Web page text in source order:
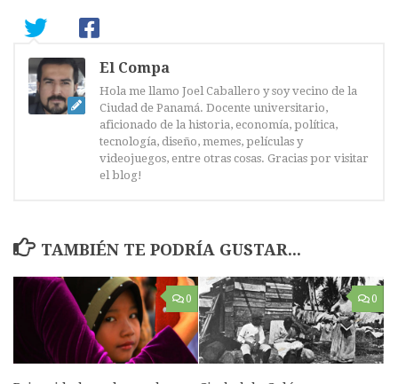
El Compa
Hola me llamo Joel Caballero y soy vecino de la
Ciudad de Panamá. Docente universitario,
aficionado de la historia, economía, política,
tecnología, diseño, memes, películas y
videojuegos, entre otras cosas. Gracias por visitar
el blog!
TAMBIÉN TE PODRÍA GUSTAR...
0 0